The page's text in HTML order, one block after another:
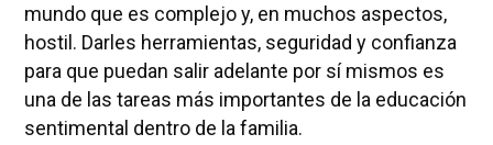
mundo que es complejo y, en muchos aspectos,
hostil. Darles herramientas, seguridad y confianza
para que puedan salir adelante por sí mismos es
una de las tareas más importantes de la educación
sentimental dentro de la familia.